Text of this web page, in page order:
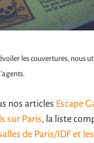
les couvertures, nous
nos articles Escape
sur Paris, la liste
de Paris/IDF et